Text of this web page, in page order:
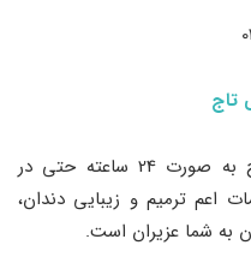
تاج
کلینیک دندان‌پزشکی شبانه‌روزی تاج به صورت 24 ساعته حتی در
اعم ترمیم و زیبایی دندان،
به شما عزیران است.